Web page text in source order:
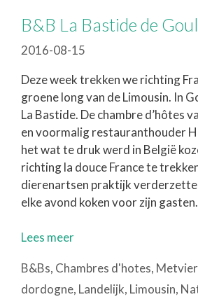
B&B La Bastide de
2016-08-15
Deze week trekken we richting
groene long van de Limousin. In
La Bastide. De chambre d’hôtes
en voormalig restauranthouder
het wat te druk werd in België
richting la douce France te
dierenartsen praktijk
elke avond koken voor zijn gasten.
Lees meer
Categorieën
B&Bs, Chambres d'hotes,
Tags
dordogne, Landelijk, Limousin,